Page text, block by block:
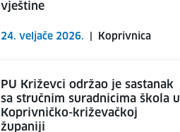
vještine
24. veljače 2026. Koprivnica
PU Križevci održao je sastanak
sa stručnim suradnicima škola u
Koprivničko-križevačkoj
županiji